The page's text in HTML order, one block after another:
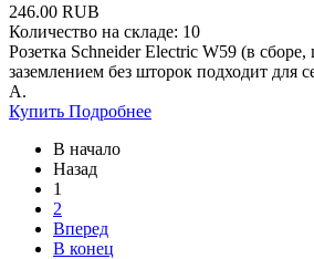
246.00 RUB
Количество на складе: 10
Розетка Schneider Electric W59 (в
заземлением без шторок подходит для
А.
Купить Подробнее
В начало
Назад
1
2
Вперед
В конец